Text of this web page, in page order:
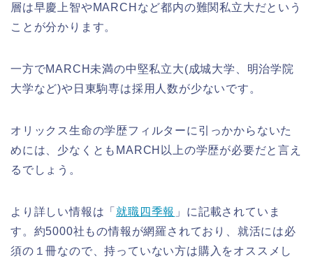
層は早慶上智やMARCHなど都内の難関私立大だという
ことが分かります。
一方でMARCH未満の中堅私立大(成城大学、明治学院
大学など)や日東駒専は採用人数が少ないです。
オリックス生命の学歴フィルターに引っかからないた
めには、少なくともMARCH以上の学歴が必要だと言え
るでしょう。
より詳しい情報は「 就職四季報 」に記載されていま
す。約5000社もの情報が網羅されており、就活には必
須の１冊なので、持っていない方は購入をオススメし